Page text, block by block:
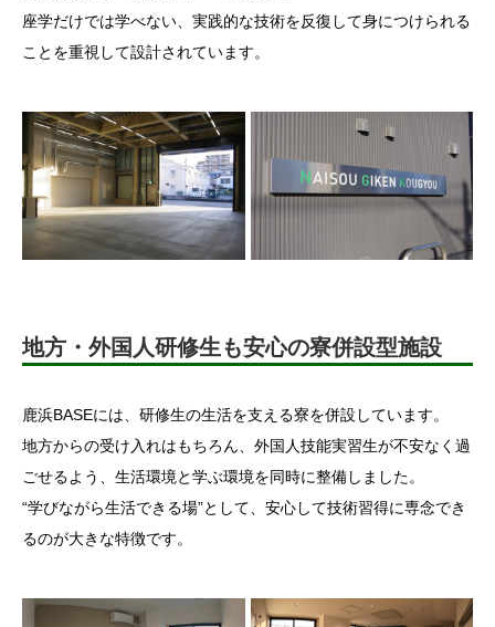
座学だけでは学べない、実践的な技術を反復して身につけられる
ことを重視して設計されています。
地方・外国人研修生も安心の寮併設型施設
鹿浜BASEには、研修生の生活を支える寮を併設しています。
地方からの受け入れはもちろん、外国人技能実習生が不安なく過
ごせるよう、生活環境と学ぶ環境を同時に整備しました。
“学びながら生活できる場”として、安心して技術習得に専念でき
るのが大きな特徴です。